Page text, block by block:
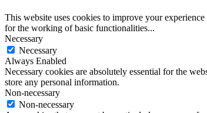
This website uses cookies to improve your
for the working of basic functionalities...
Necessary
Necessary
Always Enabled
Necessary cookies are absolutely essential for the
store any personal information.
Non-necessary
Non-necessary